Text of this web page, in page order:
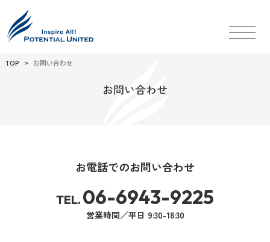
TOP お問い合わせ
お問い合わせ
お電話でのお問い合わせ
TEL. 06-6943-9225
営業時間／平日 9:30-18:30